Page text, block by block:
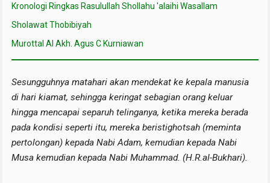
Kronologi Ringkas Rasulullah Shollahu 'alaihi Wasallam
Sholawat Thobibiyah
Murottal Al Akh. Agus C Kurniawan
Sesungguhnya matahari akan mendekat ke kepala manusia
di hari kiamat, sehingga keringat sebagian orang keluar
hingga mencapai separuh telinganya, ketika mereka berada
pada kondisi seperti itu, mereka beristighotsah (meminta
pertolongan) kepada Nabi Adam, kemudian kepada Nabi
Musa kemudian kepada Nabi Muhammad. (H.R.al-Bukhari).